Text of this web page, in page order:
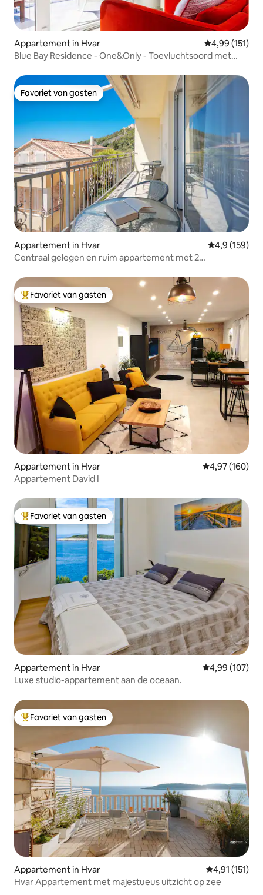
Appartement in Hvar Gemiddelde
4,99 (151)
Blue Bay Residence - One&Only - Toevluchtsoord met
Favoriet van gasten
Favoriet van gasten
Appartement in Hvar Gemiddelde
4,9 (159)
Centraal gelegen en ruim appartement met 2
Topfavoriet van gasten
Favoriet van gasten
Appartement in Hvar Gemiddelde
4,97 (160)
Appartement David I
Topfavoriet van gasten
Favoriet van gasten
Appartement in Hvar Gemiddelde
4,99 (107)
Luxe studio-appartement aan de oceaan.
Topfavoriet van gasten
Favoriet van gasten
Appartement in Hvar Gemiddelde
4,91 (151)
Hvar Appartement met majestueus uitzicht op zee